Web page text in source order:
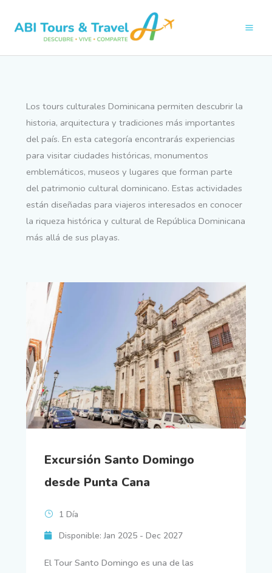
Los tours culturales Dominicana permiten descubrir la
historia, arquitectura y tradiciones más importantes
del país. En esta categoría encontrarás experiencias
para visitar ciudades históricas, monumentos
emblemáticos, museos y lugares que forman parte
del patrimonio cultural dominicano. Estas actividades
están diseñadas para viajeros interesados en conocer
la riqueza histórica y cultural de República Dominicana
más allá de sus playas.
Excursión Santo Domingo
desde Punta Cana
1 Día
Disponible: Jan 2025 - Dec 2027
El Tour Santo Domingo es una de las